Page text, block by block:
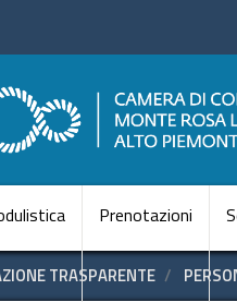
Prenotazioni
TRASPARENTE